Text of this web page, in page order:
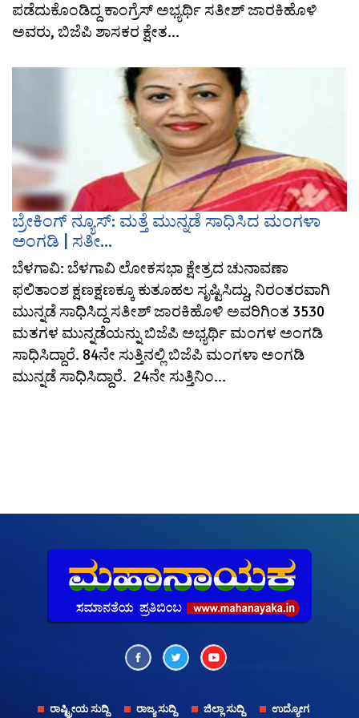
ಪಡೆದುಕೊಂಡಿದ್ದ ಕಾಂಗ್ರೆಸ್ ಅಭ್ಯರ್ಥಿ ಸತೀಶ್ ಜಾರಕಿಹೊಳಿ
ಅವರು, ಬಿಜೆಪಿ ಶಾಸಕರ ಕ್ಷೇತ...
ಬ್ರೇಕಿಂಗ್ ನ್ಯೂಸ್: ಮತ್ತೆ ಮುನ್ನಡೆ ಸಾಧಿಸಿದ ಮಂಗಳಾ
ಅಂಗಡಿ | ಸತೀ...
ಬೆಳಗಾವಿ: ಬೆಳಗಾವಿ ಲೋಕಸಭಾ ಕ್ಷೇತ್ರದ ಚುನಾವಣಾ
ಫಲಿತಾಂಶ ಕ್ಷಣಕ್ಷಣಕ್ಕೂ ಕುತೂಹಲ ಸೃಷ್ಟಿಸಿದ್ದು, ನಿರಂತರವಾಗಿ
ಮುನ್ನಡೆ ಸಾಧಿಸಿದ್ದ ಸತೀಶ್ ಜಾರಕಿಹೊಳಿ ಅವರಿಗಿಂತ 3530
ಮತಗಳ ಮುನ್ನಡೆಯನ್ನು ಬಿಜೆಪಿ ಅಭ್ಯರ್ಥಿ ಮಂಗಳ ಅಂಗಡಿ
ಸಾಧಿಸಿದ್ದಾರೆ. 84ನೇ ಸುತ್ತಿನಲ್ಲಿ ಬಿಜೆಪಿ ಮಂಗಳಾ ಅಂಗಡಿ
ಮುನ್ನಡೆ ಸಾಧಿಸಿದ್ದಾರೆ. 24ನೇ ಸುತ್ತಿನಿಂ...
ರಾಷ್ಟ್ರೀಯ ಸುದ್ದಿ ರಾಜ್ಯ ಸುದ್ದಿ ಜಿಲ್ಲಾ ಸುದ್ದಿ ಉದ್ಯೋಗ